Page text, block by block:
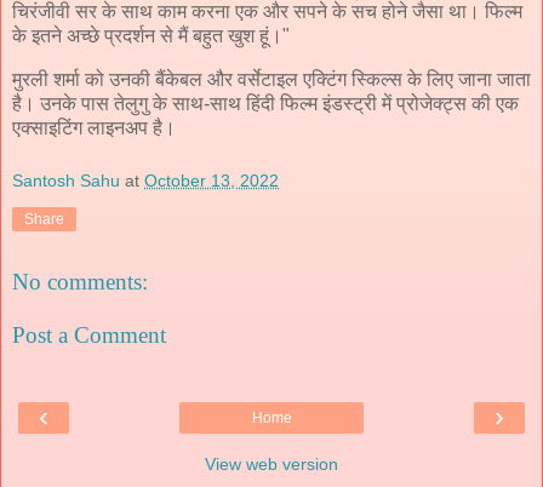
चिरंजीवी सर के साथ काम करना एक और सपने के सच होने जैसा था। फिल्म
के इतने अच्छे प्रदर्शन से मैं बहुत खुश हूं।"
मुरली शर्मा को उनकी बैंकेबल और वर्सेटाइल एक्टिंग स्किल्स के लिए जाना जाता
है। उनके पास तेलुगु के साथ-साथ हिंदी फिल्म इंडस्ट्री में प्रोजेक्ट्स की एक
एक्साइटिंग लाइनअप है।
Santosh Sahu at October 13, 2022
Share
No comments:
Post a Comment
‹ ›
Home
View web version